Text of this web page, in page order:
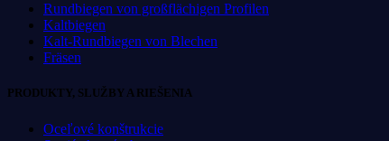
Rundbiegen von großflächigen Profilen
Kaltbiegen
Kalt-Rundbiegen von Blechen
Fräsen
PRODUKTY, SLUŽBY A RIEŠENIA
Oceľové konštrukcie